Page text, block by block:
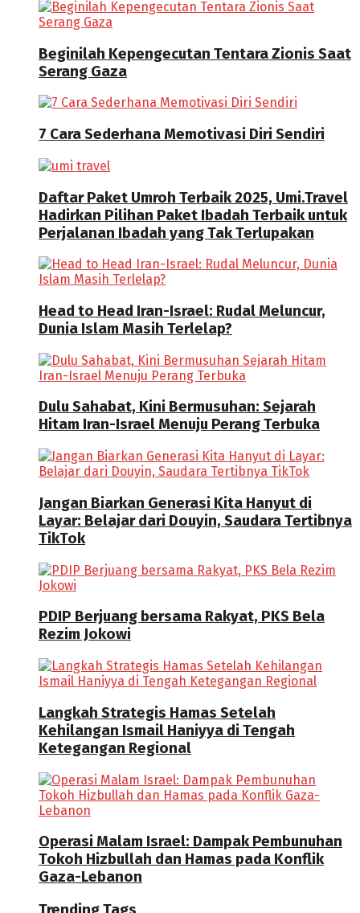
Beginilah Kepengecutan Tentara Zionis Saat
Serang Gaza
7 Cara Sederhana Memotivasi Diri Sendiri
Daftar Paket Umroh Terbaik 2025, Umi.Travel
Hadirkan Pilihan Paket Ibadah Terbaik untuk
Perjalanan Ibadah yang Tak Terlupakan
Head to Head Iran-Israel: Rudal Meluncur,
Dunia Islam Masih Terlelap?
Dulu Sahabat, Kini Bermusuhan: Sejarah
Hitam Iran-Israel Menuju Perang Terbuka
Jangan Biarkan Generasi Kita Hanyut di
Layar: Belajar dari Douyin, Saudara Tertibnya
TikTok
PDIP Berjuang bersama Rakyat, PKS Bela
Rezim Jokowi
Langkah Strategis Hamas Setelah
Kehilangan Ismail Haniyya di Tengah
Ketegangan Regional
Operasi Malam Israel: Dampak Pembunuhan
Tokoh Hizbullah dan Hamas pada Konflik
Gaza-Lebanon